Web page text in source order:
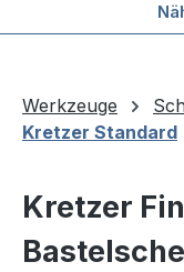
Werkzeuge
Kretzer Standard
Kretzer